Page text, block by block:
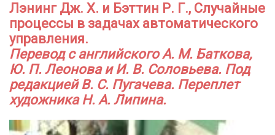
Лэнинг Дж. Х. и Бэттин Р. Г., Случайные
процессы в задачах автоматического
управления.
Перевод с английского А. М. Баткова,
Ю. П. Леонова и И. В. Соловьева. Под
редакцией В. С. Пугачева. Переплет
художника Н. А. Липина.